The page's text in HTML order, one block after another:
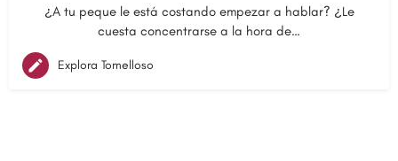
¿A tu peque le está costando empezar a hablar? ¿Le
cuesta concentrarse a la hora de…
Explora Tomelloso